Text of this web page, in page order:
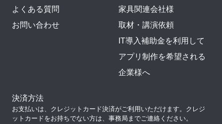
よくある質問
お問い合わせ
家具関連会社様
取材・講演依頼
IT導入補助金を利用して
アプリ制作を希望される
企業様へ
決済方法
お支払いは、クレジットカード決済がご利用いただけます。クレジ
ットカードをお持ちでない方は、事務局までご連絡ください。